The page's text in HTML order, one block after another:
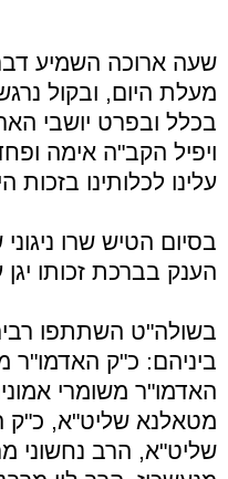
שעה ארוכה השמיע
מעלת היום, ובקול
בכלל ובפרט יושבי
ויפיל הקב"ה אימה
עלינו לכלותינו בזכות
בסיום הטיש שרו
הענק בברכת זכותו יגן
בשולה"ט השתתפו
ביניהם: כ"ק האדמו"ר
האדמו"ר משומרי
מטאלנא שליט"א, כ"ק
שליט"א, הרב נחשוני